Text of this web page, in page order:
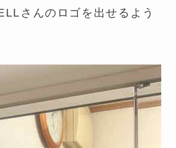
さんのロゴを出せるよう